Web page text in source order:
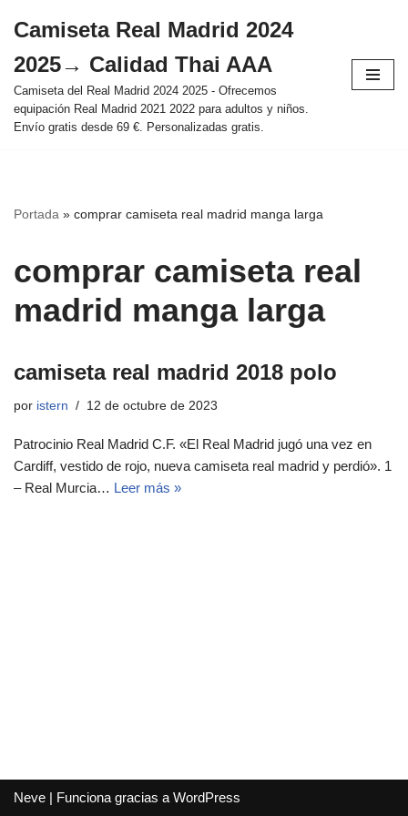
al
contenido
Camiseta Real Madrid 2024
2025→ Calidad Thai AAA
Camiseta del Real Madrid 2024 2025 - Ofrecemos
equipación Real Madrid 2021 2022 para adultos y niños.
Envío gratis desde 69 €. Personalizadas gratis.
Portada » comprar camiseta real madrid manga larga
comprar camiseta real
madrid manga larga
camiseta real madrid 2018 polo
por istern 12 de octubre de 2023
Patrocinio Real Madrid C.F. «El Real Madrid jugó una vez en
Cardiff, vestido de rojo, nueva camiseta real madrid y perdió». 1
– Real Murcia… Leer más »
Neve | Funciona gracias a WordPress